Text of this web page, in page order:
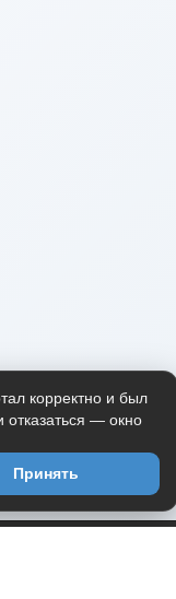
корректно и был
— окно
Принять